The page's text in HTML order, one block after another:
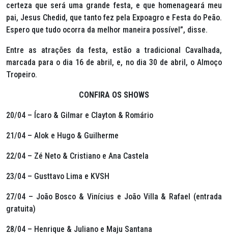
certeza que será uma grande festa, e que homenageará meu
pai, Jesus Chedid, que tanto fez pela Expoagro e Festa do Peão.
Espero que tudo ocorra da melhor maneira possível”, disse.
Entre as atrações da festa, estão a tradicional Cavalhada,
marcada para o dia 16 de abril, e, no dia 30 de abril, o Almoço
Tropeiro.
CONFIRA OS SHOWS
20/04 – Ícaro & Gilmar e Clayton & Romário
21/04 – Alok e Hugo & Guilherme
22/04 – Zé Neto & Cristiano e Ana Castela
23/04 – Gusttavo Lima e KVSH
27/04 – João Bosco & Vinícius e João Villa & Rafael (entrada
gratuita)
28/04 – Henrique & Juliano e Maju Santana